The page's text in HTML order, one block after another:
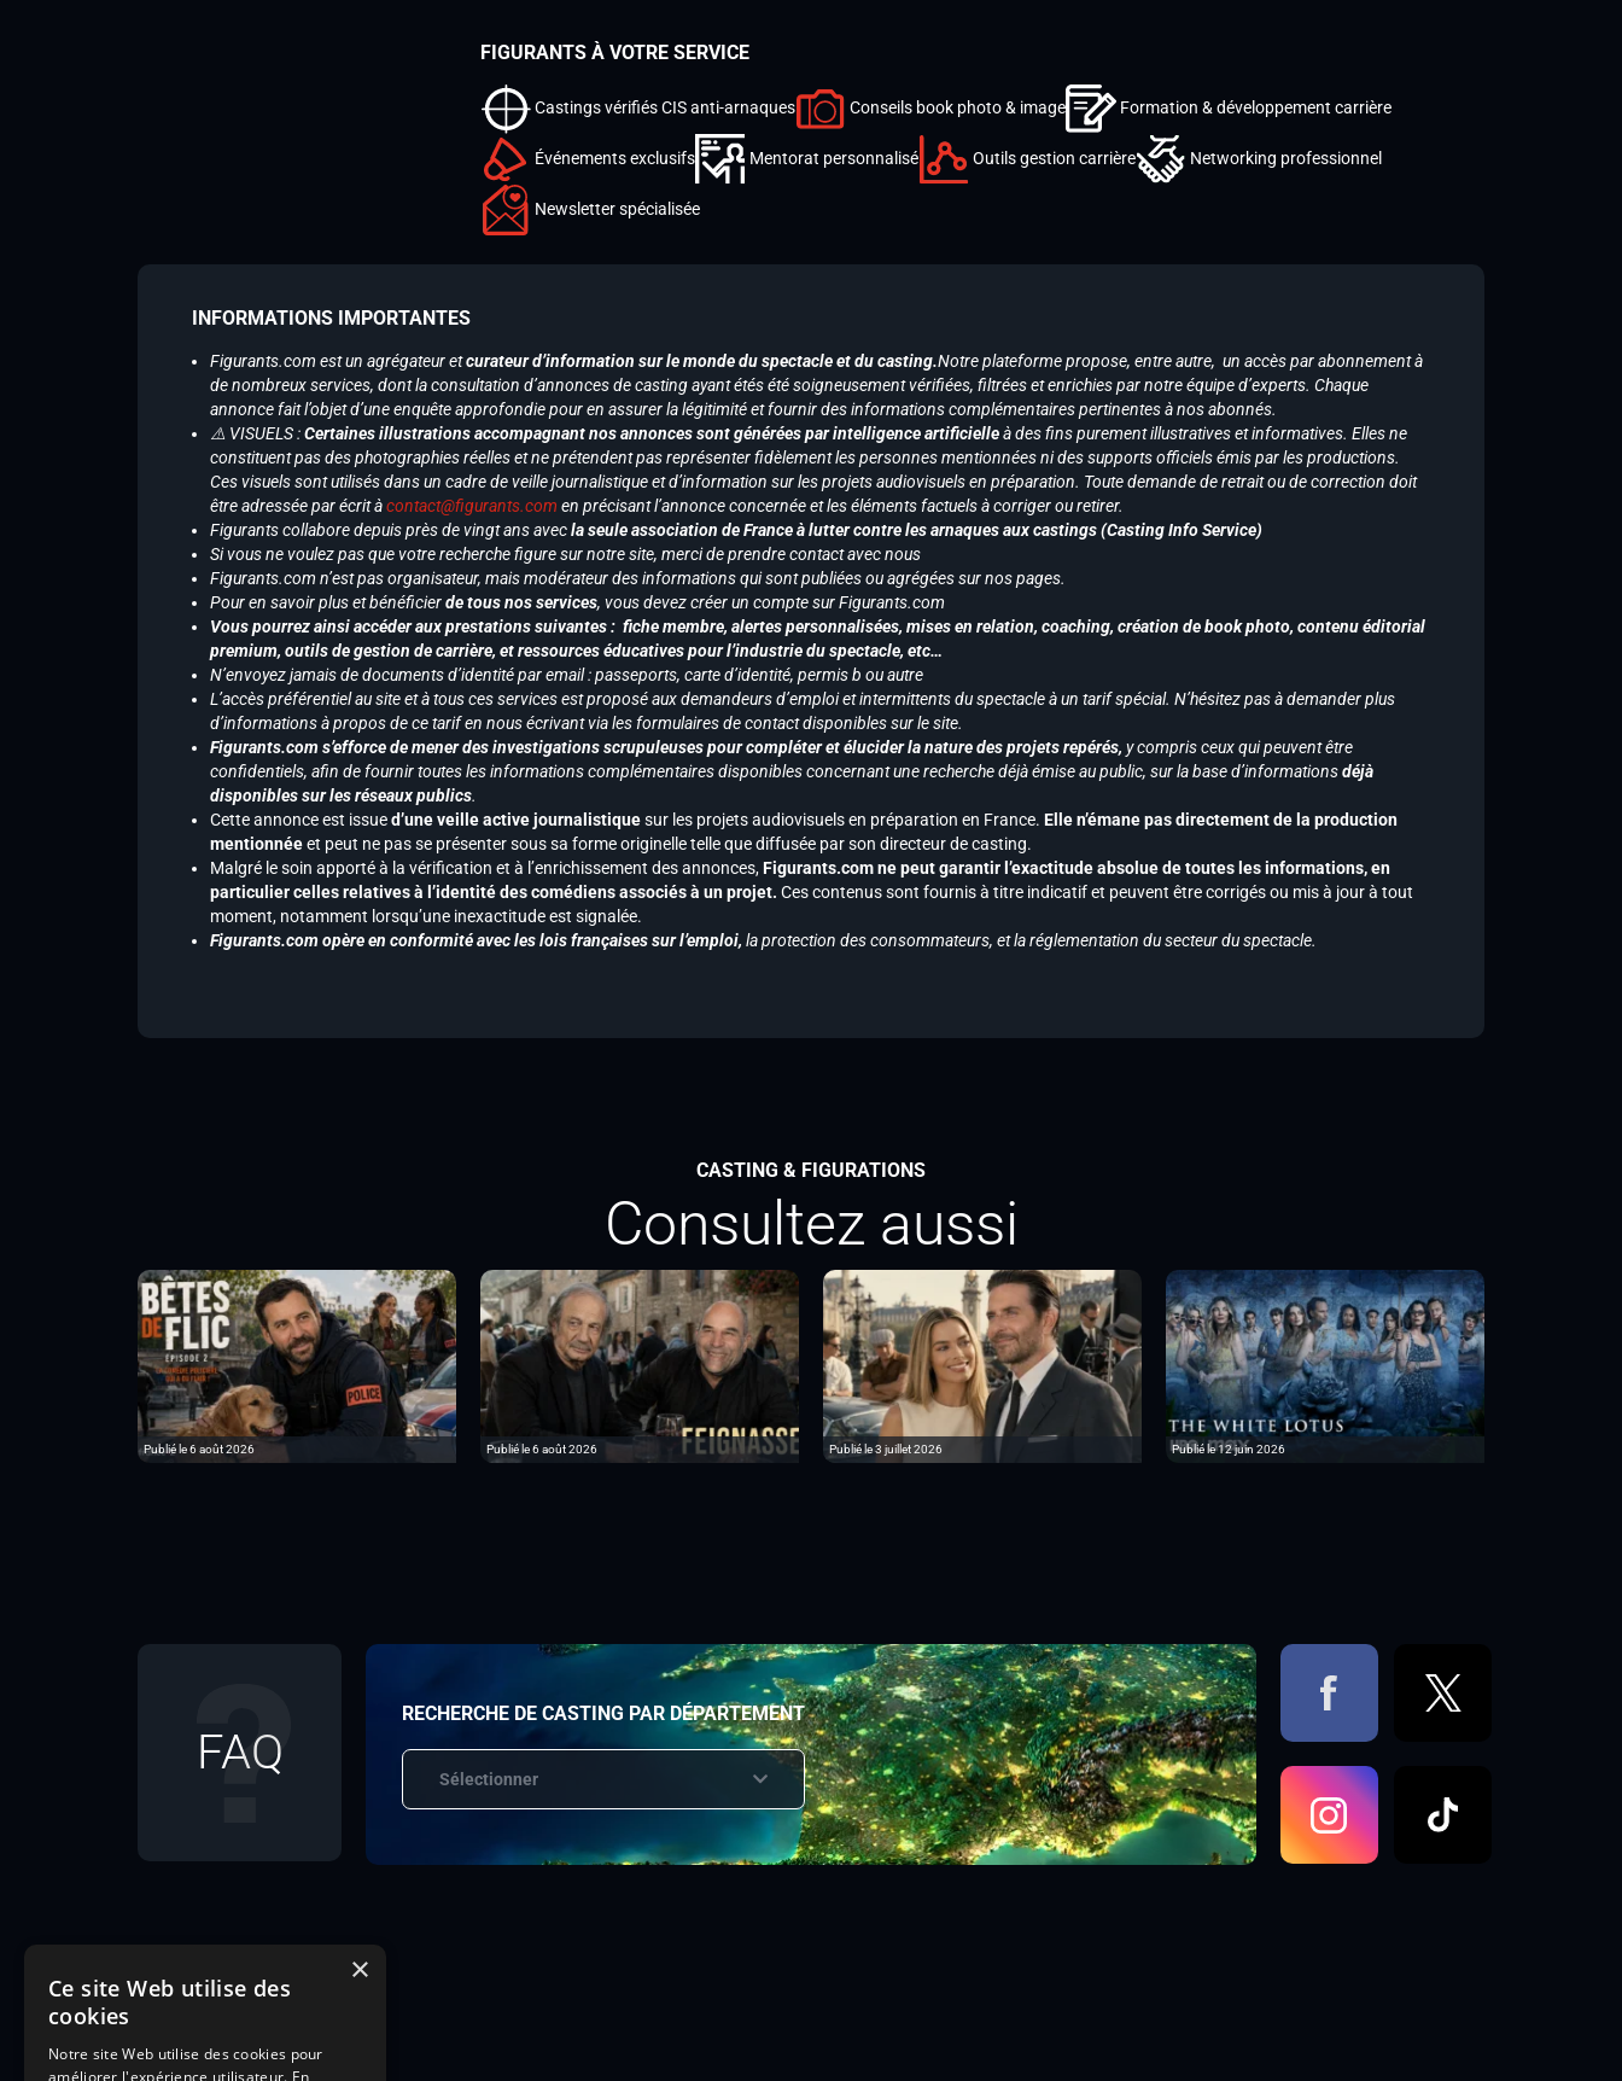
FIGURANTS À VOTRE SERVICE
Castings vérifiés CIS anti-arnaques Conseils book photo & image Formation & développement carrière
Événements exclusifs Mentorat personnalisé Outils gestion carrière Networking professionnel
Newsletter spécialisée
INFORMATIONS IMPORTANTES
Figurants.com est un agrégateur etcurateur d’information sur le monde du spectacle et du casting.Notre plateforme propose, entre autre, un accès par abonnement à
de nombreux services, dont la consultation d’annonces de casting ayant étés été soigneusement vérifiées, filtrées et enrichies par notre équipe d’experts. Chaque
annonce fait l’objet d’une enquête approfondie pour en assurer la légitimité et fournir des informations complémentaires pertinentes à nos abonnés.
⚠️ VISUELS :Certaines illustrations accompagnant nos annonces sont générées par intelligence artificielleà des fins purement illustratives et informatives. Elles ne
constituent pas des photographies réelles et ne prétendent pas représenter fidèlement les personnes mentionnées ni des supports officiels émis par les productions.
Ces visuels sont utilisés dans un cadre de veille journalistique et d’information sur les projets audiovisuels en préparation. Toute demande de retrait ou de correction doit
être adressée par écrit àcontact@figurants.com en précisant l’annonce concernée et les éléments factuels à corriger ou retirer.
Figurants collabore depuis près de vingt ans avecla seule association de France à lutter contre les arnaques aux castings (Casting Info Service)
Si vous ne voulez pas que votre recherche figure sur notre site, merci de prendre contact avec nous
Figurants.com n’est pas organisateur, mais modérateur des informations qui sont publiées ou agrégées sur nos pages.
Pour en savoir plus et bénéficierde tous nos services, vous devez créer un compte sur Figurants.com
Vous pourrez ainsi accéder aux prestations suivantes : fiche membre, alertes personnalisées, mises en relation, coaching, création de book photo, contenu éditorial
premium, outils de gestion de carrière, et ressources éducatives pour l’industrie du spectacle, etc…
N’envoyez jamais de documents d’identité par email : passeports, carte d’identité, permis b ou autre
L’accès préférentiel au site et à tous ces services est proposé aux demandeurs d’emploi et intermittents du spectacle à un tarif spécial. N’hésitez pas à demander plus
d’informations à propos de ce tarif en nous écrivant via les formulaires de contact disponibles sur le site.
Figurants.com s’efforce de mener des investigations scrupuleuses pour compléter et élucider la nature des projets repérés, y compris ceux qui peuvent être
confidentiels, afin de fournir toutes les informations complémentaires disponibles concernant une recherche déjà émise au public, sur la base d’informationsdéjà
disponibles sur les réseaux publics.
Cette annonce est issued’une veille active journalistiquesur les projets audiovisuels en préparation en France. Elle n’émane pas directement de la production
mentionnéeet peut ne pas se présenter sous sa forme originelle telle que diffusée par son directeur de casting.
Malgré le soin apporté à la vérification et à l’enrichissement des annonces,Figurants.com ne peut garantir l’exactitude absolue de toutes les informations, en
particulier celles relatives à l’identité des comédiens associés à un projet. Ces contenus sont fournis à titre indicatif et peuvent être corrigés ou mis à jour à tout
moment, notamment lorsqu’une inexactitude est signalée.
Figurants.com opère en conformité avec les lois françaises sur l’emploi, la protection des consommateurs, et la réglementation du secteur du spectacle.
CASTING & FIGURATIONS
Consultez aussi
Publié le 6 août 2026 Publié le 6 août 2026 Publié le 3 juillet 2026 Publié le 12 juin 2026
FAQ
RECHERCHE DE CASTING PAR DÉPARTEMENT
Sélectionner
×
Ce site Web utilise des
cookies
Notre site Web utilise des cookies pour
améliorer l'expérience utilisateur. En